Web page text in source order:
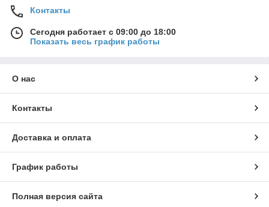
Контакты
Сегодня работает с 09:00 до 18:00
Показать весь график работы
О нас
Контакты
Доставка и оплата
График работы
Полная версия сайта